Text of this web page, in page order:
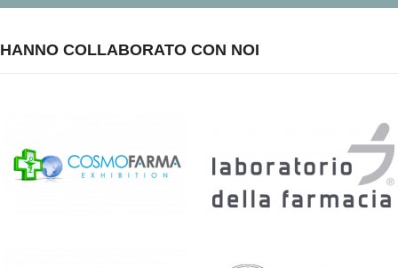
HANNO COLLABORATO CON NOI